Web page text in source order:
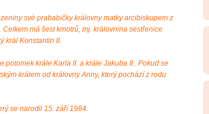
své prababičky královny matky arcibiskupem z
má šest kmotrů, mj. královnina sestřenice
král Konstantin II.
potomek krále Karla II. a krále Jakuba II.. Pokud se
králem od královny Anny, který pochází z rodu
se narodil 15. září 1984.